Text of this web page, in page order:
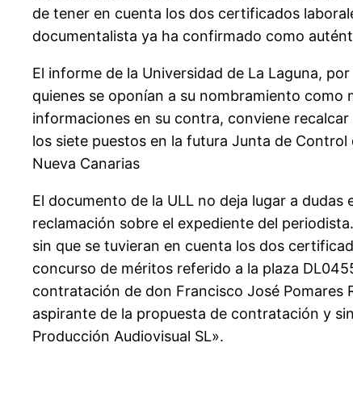
de tener en cuenta los dos certificados
documentalista ya ha confirmado como
El informe de la Universidad de La Laguna,
quienes se oponían a su nombramiento
informaciones en su contra, conviene
los siete puestos en la futura Junta de
Nueva Canarias
El documento de la ULL no deja lugar a
reclamación sobre el expediente del
sin que se tuvieran en cuenta los dos
concurso de méritos referido a la plaza
contratación de don Francisco José
aspirante de la propuesta de contratación y
Producción Audiovisual SL».